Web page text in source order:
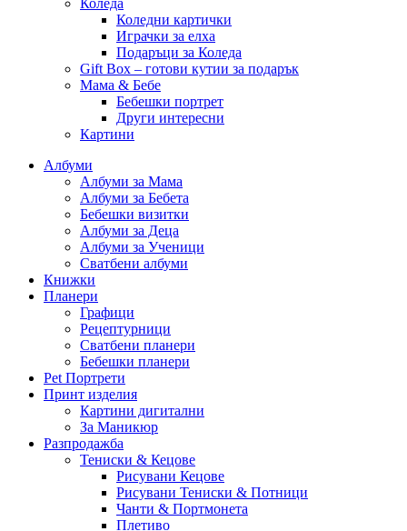
Коледа
Коледни картички
Играчки за елха
Подаръци за Коледа
Gift Box – готови кутии за подарък
Мама & Бебе
Бебешки портрет
Други интересни
Картини
Албуми
Албуми за Мама
Албуми за Бебета
Бебешки визитки
Албуми за Деца
Албуми за Ученици
Сватбени албуми
Книжки
Планери
Графици
Рецептурници
Сватбени планери
Бебешки планери
Pet Портрети
Принт изделия
Картини дигитални
За Маникюр
Разпродажба
Тениски & Кецове
Рисувани Кецове
Рисувани Тениски & Потници
Чанти & Портмонета
Плетиво